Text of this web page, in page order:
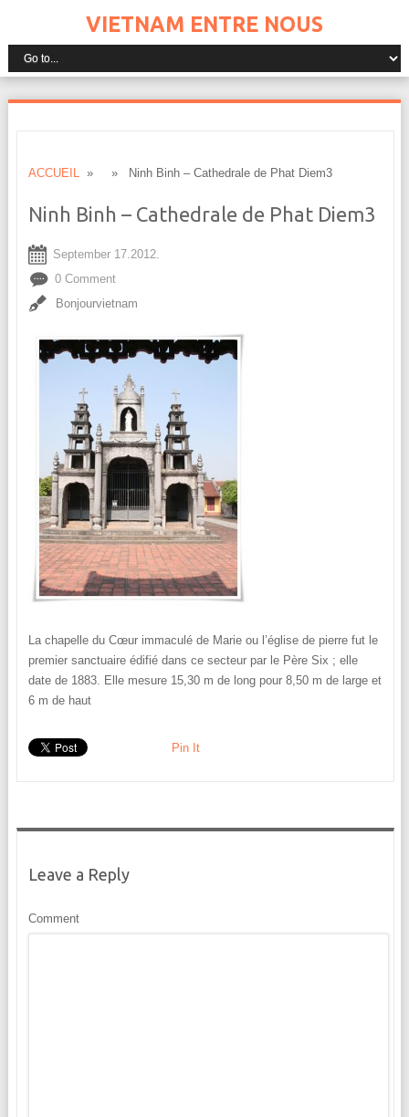
VIETNAM ENTRE NOUS
ACCUEIL» » Ninh Binh – Cathedrale de Phat Diem3
Ninh Binh – Cathedrale de Phat Diem3
September 17.2012.
0 Comment
Bonjourvietnam
La chapelle du Cœur immaculé de Marie ou l’église de pierre fut le
premier sanctuaire édifié dans ce secteur par le Père Six ; elle
date de 1883. Elle mesure 15,30 m de long pour 8,50 m de large et
6 m de haut
Pin It
Leave a Reply
Comment